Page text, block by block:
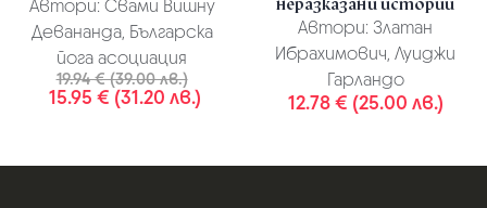
Автори: Свами Вишну
Девананда, Българска
йога асоциация
19.94 € (39.00 лв.)
15.95 € (31.20 лв.)
Автори: Златан
Ибрахимович, Луиджи
Гарландо
12.78 € (25.00 лв.)